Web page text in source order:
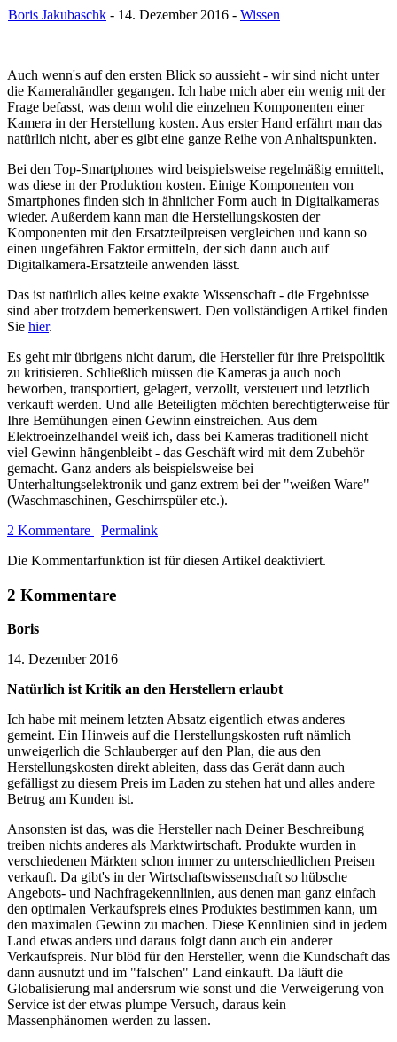
Boris Jakubaschk - 14. Dezember 2016 - Wissen
Auch wenn's auf den ersten Blick so aussieht - wir sind nicht unter
die Kamerahändler gegangen. Ich habe mich aber ein wenig mit der
Frage befasst, was denn wohl die einzelnen Komponenten einer
Kamera in der Herstellung kosten. Aus erster Hand erfährt man das
natürlich nicht, aber es gibt eine ganze Reihe von Anhaltspunkten.
Bei den Top-Smartphones wird beispielsweise regelmäßig ermittelt,
was diese in der Produktion kosten. Einige Komponenten von
Smartphones finden sich in ähnlicher Form auch in Digitalkameras
wieder. Außerdem kann man die Herstellungskosten der
Komponenten mit den Ersatzteilpreisen vergleichen und kann so
einen ungefähren Faktor ermitteln, der sich dann auch auf
Digitalkamera-Ersatzteile anwenden lässt.
Das ist natürlich alles keine exakte Wissenschaft - die Ergebnisse
sind aber trotzdem bemerkenswert. Den vollständigen Artikel finden
Sie hier.
Es geht mir übrigens nicht darum, die Hersteller für ihre Preispolitik
zu kritisieren. Schließlich müssen die Kameras ja auch noch
beworben, transportiert, gelagert, verzollt, versteuert und letztlich
verkauft werden. Und alle Beteiligten möchten berechtigterweise für
Ihre Bemühungen einen Gewinn einstreichen. Aus dem
Elektroeinzelhandel weiß ich, dass bei Kameras traditionell nicht
viel Gewinn hängenbleibt - das Geschäft wird mit dem Zubehör
gemacht. Ganz anders als beispielsweise bei
Unterhaltungselektronik und ganz extrem bei der "weißen Ware"
(Waschmaschinen, Geschirrspüler etc.).
2 Kommentare
Permalink
Die Kommentarfunktion ist für diesen Artikel deaktiviert.
2 Kommentare
Boris
14. Dezember 2016
Natürlich ist Kritik an den Herstellern erlaubt
Ich habe mit meinem letzten Absatz eigentlich etwas anderes
gemeint. Ein Hinweis auf die Herstellungskosten ruft nämlich
unweigerlich die Schlauberger auf den Plan, die aus den
Herstellungskosten direkt ableiten, dass das Gerät dann auch
gefälligst zu diesem Preis im Laden zu stehen hat und alles andere
Betrug am Kunden ist.
Ansonsten ist das, was die Hersteller nach Deiner Beschreibung
treiben nichts anderes als Marktwirtschaft. Produkte wurden in
verschiedenen Märkten schon immer zu unterschiedlichen Preisen
verkauft. Da gibt's in der Wirtschaftswissenschaft so hübsche
Angebots- und Nachfragekennlinien, aus denen man ganz einfach
den optimalen Verkaufspreis eines Produktes bestimmen kann, um
den maximalen Gewinn zu machen. Diese Kennlinien sind in jedem
Land etwas anders und daraus folgt dann auch ein anderer
Verkaufspreis. Nur blöd für den Hersteller, wenn die Kundschaft das
dann ausnutzt und im "falschen" Land einkauft. Da läuft die
Globalisierung mal andersrum wie sonst und die Verweigerung von
Service ist der etwas plumpe Versuch, daraus kein
Massenphänomen werden zu lassen.